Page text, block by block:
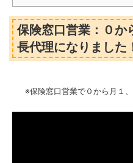
保険窓口営業：０か
長代理になりました
※保険窓口営業で０から月１